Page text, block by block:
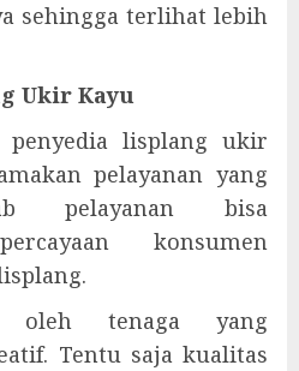
sehingga terlihat lebih
Ukir Kayu
lisplang ukir
pelayanan yang
pelayanan bisa
konsumen
oleh tenaga yang
Tentu saja kualitas